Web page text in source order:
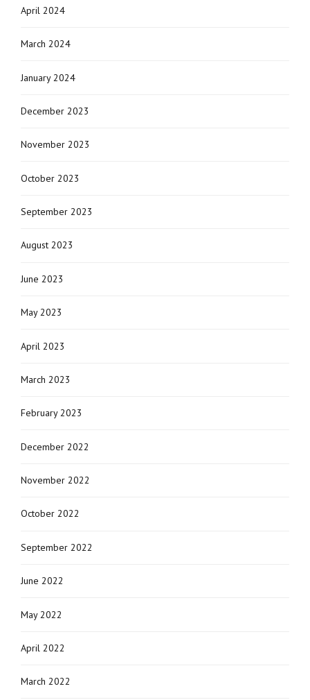
April 2024
March 2024
January 2024
December 2023
November 2023
October 2023
September 2023
August 2023
June 2023
May 2023
April 2023
March 2023
February 2023
December 2022
November 2022
October 2022
September 2022
June 2022
May 2022
April 2022
March 2022